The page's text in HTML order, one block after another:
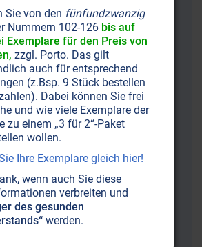
Öle)
Sie von den fünfundzwanzig
Nummern 102-126 bis auf
Exemplare für den Preis von
zzgl. Porto. Das gilt
auch für entsprechend
(z.Bsp. 9 Stück bestellen
Dabei können Sie frei
und wie viele Exemplare der
zu einem „3 für 2“-Paket
wollen.
Ihre Exemplare gleich hier!
wenn auch Sie diese
verbreiten und
des gesunden
werden.